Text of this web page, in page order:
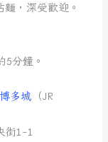
，深受歡迎。
分鐘。
多城 （JR
街1-1